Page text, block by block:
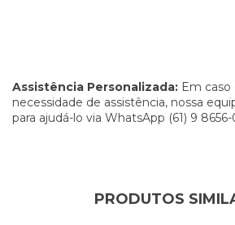
Assistência Personalizada: Em caso
necessidade de assistência, nossa
para ajudá-lo via WhatsApp (61) 9 8656-
PRODUTOS